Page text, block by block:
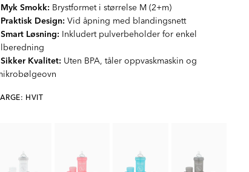
Smokk: Brystformet i størrelse M (2+m)
Design: Vid åpning med blandingsnett
Løsning: Inkludert pulverbeholder for enkel
Kvalitet: Uten BPA, tåler oppvaskmaskin og
HVIT